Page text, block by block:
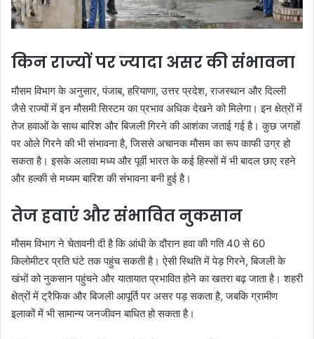
किन राज्यों पर ज्यादा असर की संभावना
मौसम विभाग के अनुसार, पंजाब, हरियाणा, उत्तर प्रदेश, राजस्थान और दिल्ली
जैसे राज्यों में इन मौसमी सिस्टम का प्रभाव अधिक देखने को मिलेगा। इन क्षेत्रों में
तेज हवाओं के साथ बारिश और बिजली गिरने की आशंका जताई गई है। कुछ जगहों
पर ओले गिरने की भी संभावना है, जिससे अचानक मौसम का रूप काफी उग्र हो
सकता है। इसके अलावा मध्य और पूर्वी भारत के कई हिस्सों में भी बादल छाए रहने
और हल्की से मध्यम बारिश की संभावना बनी हुई है।
तेज हवाएं और संभावित नुकसान
मौसम विभाग ने चेतावनी दी है कि आंधी के दौरान हवा की गति 40 से 60
किलोमीटर प्रति घंटे तक पहुंच सकती है। ऐसी स्थिति में पेड़ गिरने, बिजली के
खंभों को नुकसान पहुंचने और यातायात प्रभावित होने का खतरा बढ़ जाता है। शहरी
क्षेत्रों में ट्रैफिक और बिजली आपूर्ति पर असर पड़ सकता है, जबकि ग्रामीण
इलाकों में भी सामान्य जनजीवन बाधित हो सकता है।